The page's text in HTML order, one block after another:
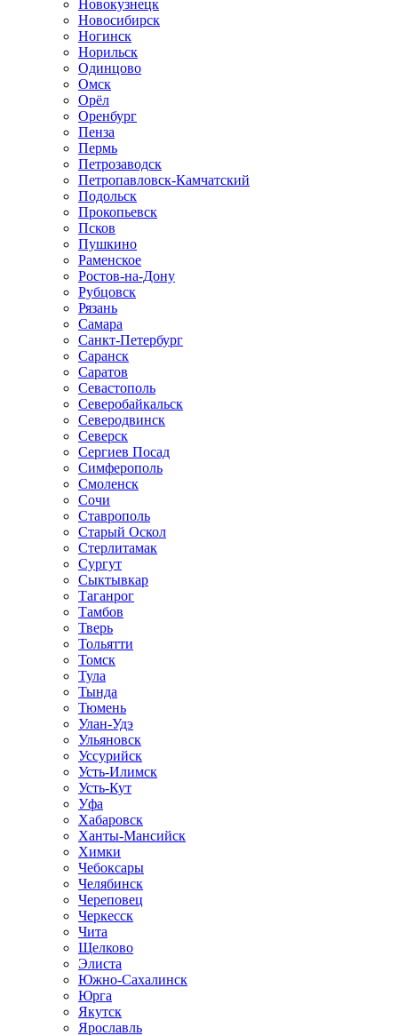
Новокузнецк
Новосибирск
Ногинск
Норильск
Одинцово
Омск
Орёл
Оренбург
Пенза
Пермь
Петрозаводск
Петропавловск-Камчатский
Подольск
Прокопьевск
Псков
Пушкино
Раменское
Ростов-на-Дону
Рубцовск
Рязань
Самара
Санкт-Петербург
Саранск
Саратов
Севастополь
Северобайкальск
Северодвинск
Северск
Сергиев Посад
Симферополь
Смоленск
Сочи
Ставрополь
Старый Оскол
Стерлитамак
Сургут
Сыктывкар
Таганрог
Тамбов
Тверь
Тольятти
Томск
Тула
Тында
Тюмень
Улан-Удэ
Ульяновск
Уссурийск
Усть-Илимск
Усть-Кут
Уфа
Хабаровск
Ханты-Мансийск
Химки
Чебоксары
Челябинск
Череповец
Черкесск
Чита
Щелково
Элиста
Южно-Сахалинск
Юрга
Якутск
Ярославль